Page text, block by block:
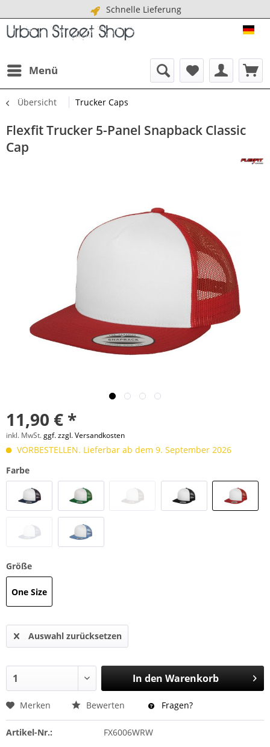
Schnelle Lieferung
Menü
Übersicht Trucker Caps
Flexfit Trucker 5-Panel Snapback Classic
Cap
11,90 € *
inkl. MwSt.ggf. zzgl. Versandkosten
VORBESTELLEN. Lieferbar ab dem 9. September 2026
Farbe
Größe
One Size
Auswahl zurücksetzen
In den Warenkorb
Merken Bewerten Fragen?
Artikel-Nr.: FX6006WRW